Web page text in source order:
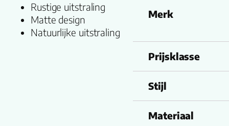
Rustige uitstraling
Matte design
Natuurlijke uitstraling
Merk
Prijsklasse
Stijl
Materiaal